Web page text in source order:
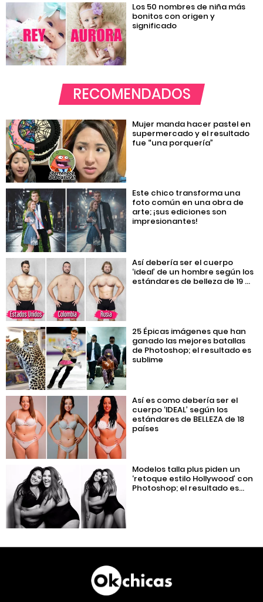
Los 50 nombres de niña más
bonitos con origen y
significado
RECOMENDADOS
Mujer manda hacer pastel en
supermercado y el resultado
fue “una porquería”
Este chico transforma una
foto común en una obra de
arte; ¡sus ediciones son
impresionantes!
Así debería ser el cuerpo
‘ideal’ de un hombre según los
estándares de belleza de 19 ...
25 Épicas imágenes que han
ganado las mejores batallas
de Photoshop; el resultado es
sublime
Así es como debería ser el
cuerpo ‘IDEAL’ según los
estándares de BELLEZA de 18
países
Modelos talla plus piden un
‘retoque estilo Hollywood’ con
Photoshop; el resultado es...